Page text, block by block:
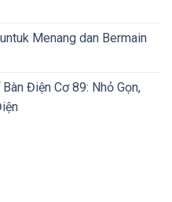
Menang dan Bermain
Điện Cơ 89: Nhỏ Gọn,